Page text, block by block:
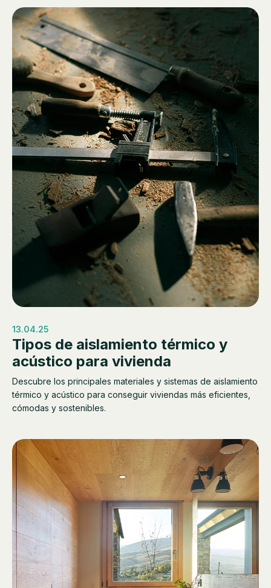
13.04.25
Tipos de aislamiento térmico y
acústico para vivienda
Descubre los principales materiales y sistemas de aislamiento
térmico y acústico para conseguir viviendas más eficientes,
cómodas y sostenibles.